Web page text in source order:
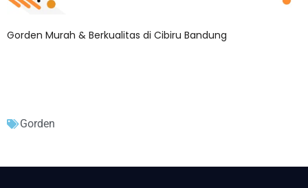
Gorden Murah & Berkualitas di Cibiru Bandung
Gorden